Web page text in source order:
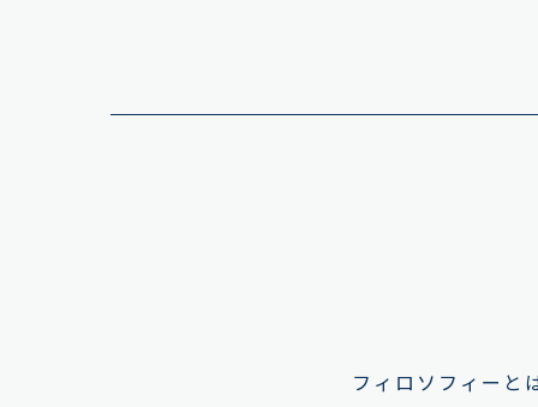
フィロソフィーと